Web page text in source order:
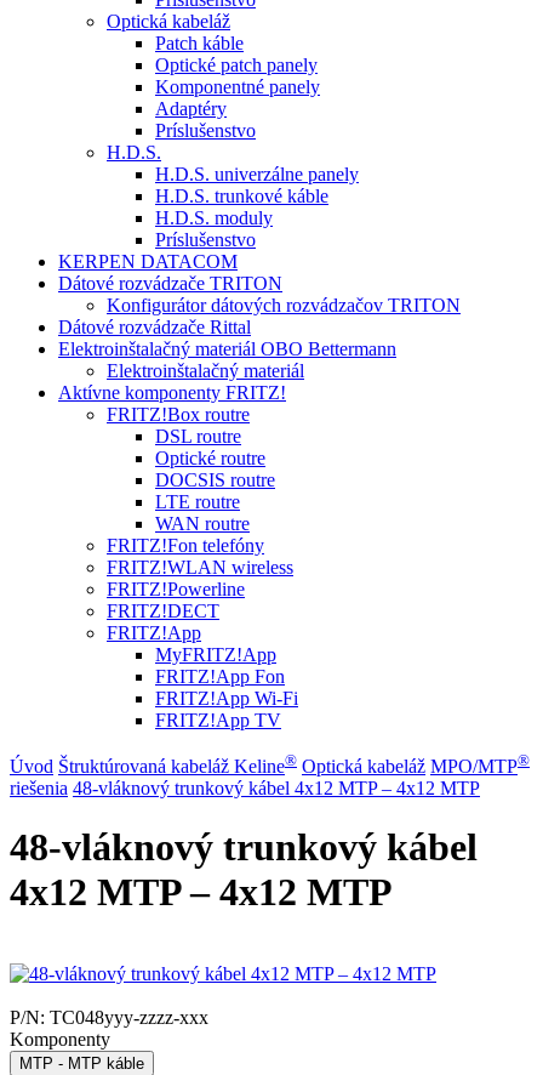
Optická kabeláž
Patch káble
Optické patch panely
Komponentné panely
Adaptéry
Príslušenstvo
H.D.S.
H.D.S. univerzálne panely
H.D.S. trunkové káble
H.D.S. moduly
Príslušenstvo
KERPEN DATACOM
Dátové rozvádzače TRITON
Konfigurátor dátových rozvádzačov TRITON
Dátové rozvádzače Rittal
Elektroinštalačný materiál OBO Bettermann
Elektroinštalačný materiál
Aktívne komponenty FRITZ!
FRITZ!Box routre
DSL routre
Optické routre
DOCSIS routre
LTE routre
WAN routre
FRITZ!Fon telefóny
FRITZ!WLAN wireless
FRITZ!Powerline
FRITZ!DECT
FRITZ!App
MyFRITZ!App
FRITZ!App Fon
FRITZ!App Wi-Fi
FRITZ!App TV
Úvod Štruktúrovaná kabeláž Keline® Optická kabeláž MPO/MTP®
riešenia 48-vláknový trunkový kábel 4x12 MTP – 4x12 MTP
48-vláknový trunkový kábel
4x12 MTP – 4x12 MTP
P/N: TC048yyy-zzzz-xxx
Komponenty
MTP - MTP káble